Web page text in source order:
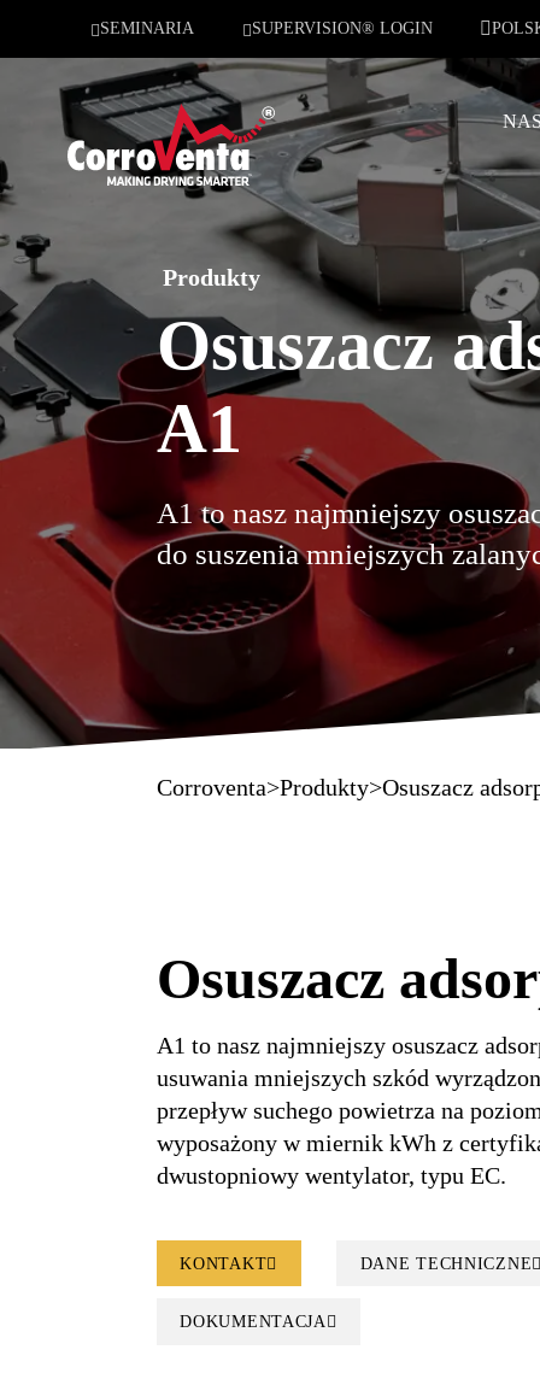
SEMINARIA SUPERVISION® LOGIN
Produkty
Osuszacz
A1
A1 to nasz najmniejszy
do suszenia mniejszych
Corroventa>Produkty>Osuszacz
Osuszacz
A1 to nasz najmniejszy osuszacz
usuwania mniejszych szkód
przepływ suchego powietrza na
wyposażony w miernik kWh z
dwustopniowy wentylator, typu EC.
KONTAKT DANE TECHNICZNE
DOKUMENTACJA